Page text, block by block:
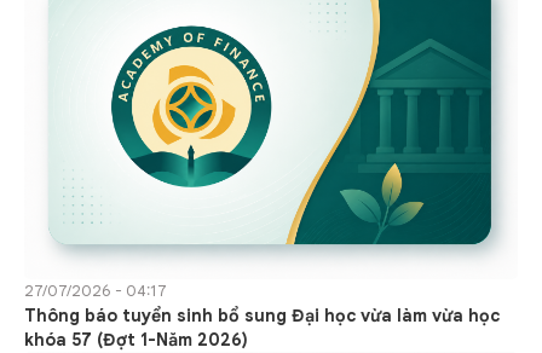
27/07/2026 - 04:17
Thông báo tuyển sinh bổ sung Đại học vừa làm vừa học
khóa 57 (Đợt 1-Năm 2026)